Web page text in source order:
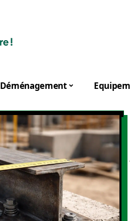
Déménagement